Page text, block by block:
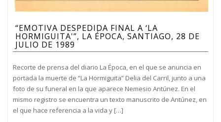
“EMOTIVA DESPEDIDA FINAL A ‘LA
HORMIGUITA'”, LA ÉPOCA, SANTIAGO, 28 DE
JULIO DE 1989
Recorte de prensa del diario La Época, en el que se anuncia en
portada la muerte de “La Hormiguita” Delia del Carril, junto a una
foto de su funeral en la que aparece Nemesio Antúnez. En el
mismo registro se encuentra un texto manuscrito de Antúnez, en
el que hace referencia a la vida y […]